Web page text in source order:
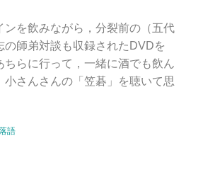
を飲みながら，分裂前の（五代
の師弟対談も収録されたDVDを
ちらに行って，一緒に酒でも飲ん
小さんさんの「笠碁」を聴いて思
語